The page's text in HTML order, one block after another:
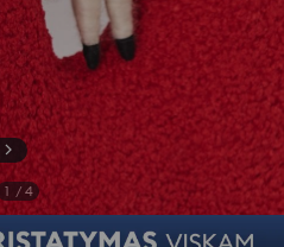
1 / 4